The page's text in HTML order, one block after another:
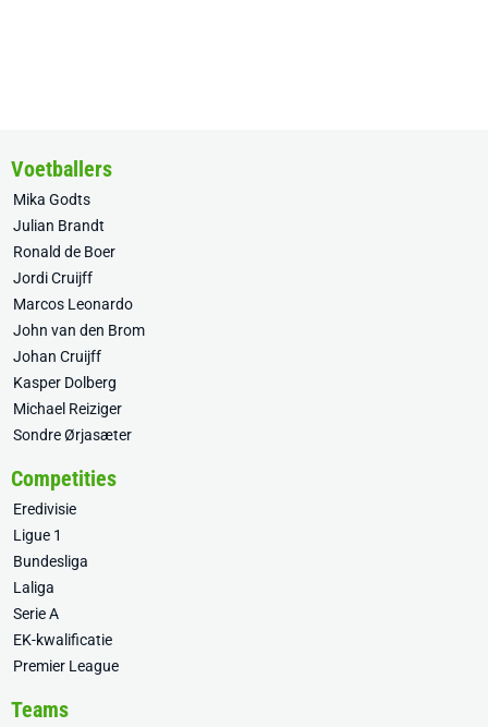
Voetballers
Mika Godts
Julian Brandt
Ronald de Boer
Jordi Cruijff
Marcos Leonardo
John van den Brom
Johan Cruijff
Kasper Dolberg
Michael Reiziger
Sondre Ørjasæter
Competities
Eredivisie
Ligue 1
Bundesliga
Laliga
Serie A
EK-kwalificatie
Premier League
Teams